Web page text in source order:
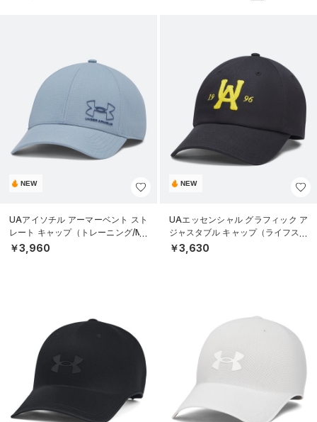
NEW
UAアイソチル アーマーベント スト
レート キャップ（トレーニング/ME
N）
￥3,960
NEW
UAエッセンシャル グラフィック ア
ジャスタブル キャップ（ライフスタ
イル/UNISEX）
￥3,630